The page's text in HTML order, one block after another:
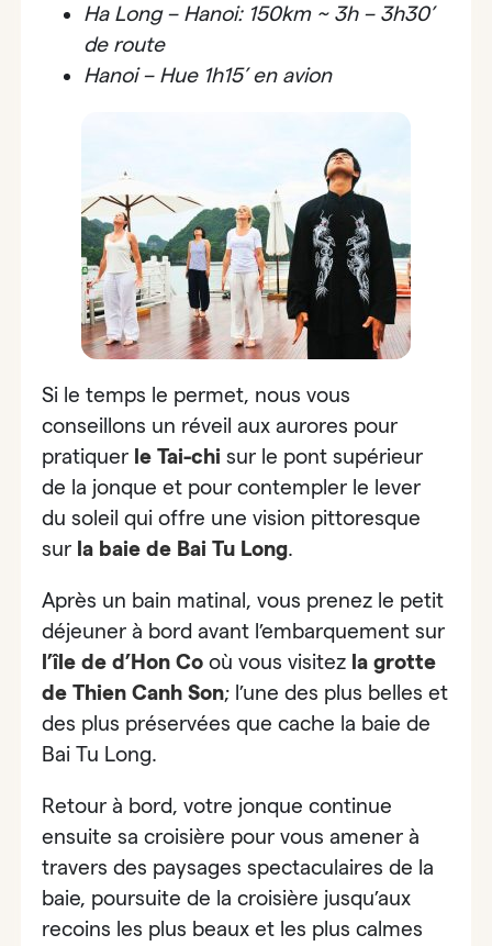
Ha Long – Hanoi: 150km ~ 3h – 3h30’
de route
Hanoi – Hue 1h15’ en avion
Si le temps le permet, nous vous
conseillons un réveil aux aurores pour
pratiquer le Tai-chi sur le pont supérieur
de la jonque et pourcontempler le lever
du soleilqui offre une vision pittoresque
sur la baie de Bai Tu Long.
Après un bain matinal, vous prenez le petit
déjeuner à bord avant l’embarquement sur
l’île de d’Hon Co où vous visitez la grotte
de Thien Canh Son; l’une des plus belles et
des plus préservées que cache la baie de
Bai Tu Long.
Retour à bord, votre jonque continue
ensuite sa croisière pour vous amener à
travers des paysages spectaculaires de la
baie, poursuite de la croisière jusqu’aux
recoins les plus beaux et les plus calmes